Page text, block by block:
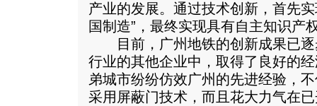
产业的发展。通过技术创新，首先实
国制造”，最终实现具有自主知识产
目前，广州地铁的创新成果已逐
行业的其他企业中，取得了良好的
弟城市纷纷仿效广州的先进经验，
采用屏蔽门技术，而且花大力气在